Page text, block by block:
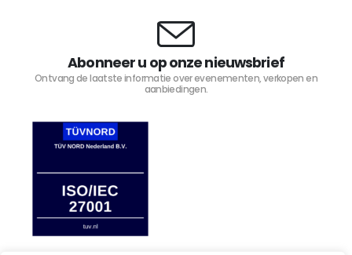
Abonneer u op onze nieuwsbrief
Ontvang de laatste informatie over evenementen, verkopen en
aanbiedingen.